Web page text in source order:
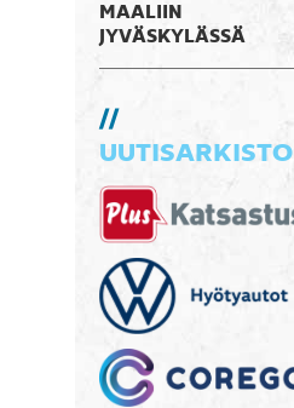
MAALIIN
JYVÄSKYLÄSSÄ
UUTISARKISTO